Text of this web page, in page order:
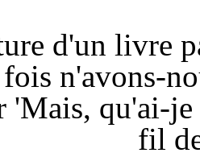
d'un livre
n'avons-
'Mais, qu'ai-
fil